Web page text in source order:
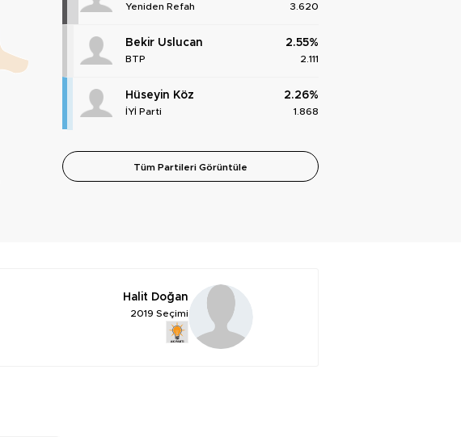
Yeniden Refah 3.620
Bekir Uslucan
BTP
2.55%
2.111
Hüseyin Köz
İYİ Parti
2.26%
1.868
Tüm Partileri Görüntüle
Halit Doğan
2019 Seçimi